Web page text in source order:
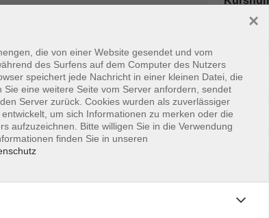
you want to practice the
do it in a fun, relaxed
vocabulary, review grammar
Mi.
10 x
die von einer Website gesendet und vom
des Surfens auf dem Computer des Nutzers
speichert jede Nachricht in einer kleinen Datei, die
Sie eine weitere Seite vom Server anfordern, sendet
Server zurück. Cookies wurden als zuverlässiger
um sich Informationen zu merken oder die
aufzuzeichnen. Bitte willigen Sie in die Verwendung
finden Sie in unseren
×